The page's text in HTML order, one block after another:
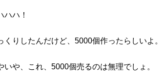
ハハ！
くりしたんだけど、5000個作ったらしいよ。
いや、これ、5000個売るのは無理でしょ。